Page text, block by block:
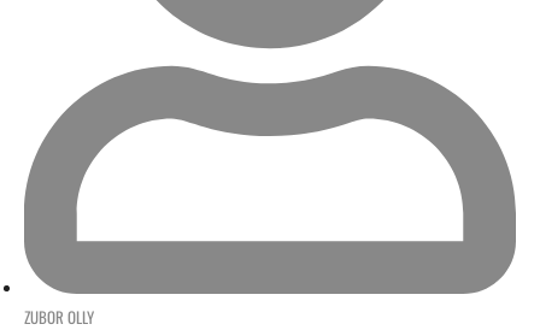
ZUBOR OLLY